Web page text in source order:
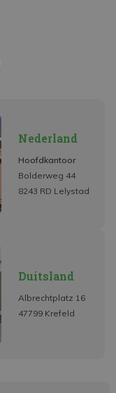
Nederland
Hoofdkantoor
Bolderweg 44
8243 RD Lelystad
Duitsland
Albrechtplatz 16
47799 Krefeld